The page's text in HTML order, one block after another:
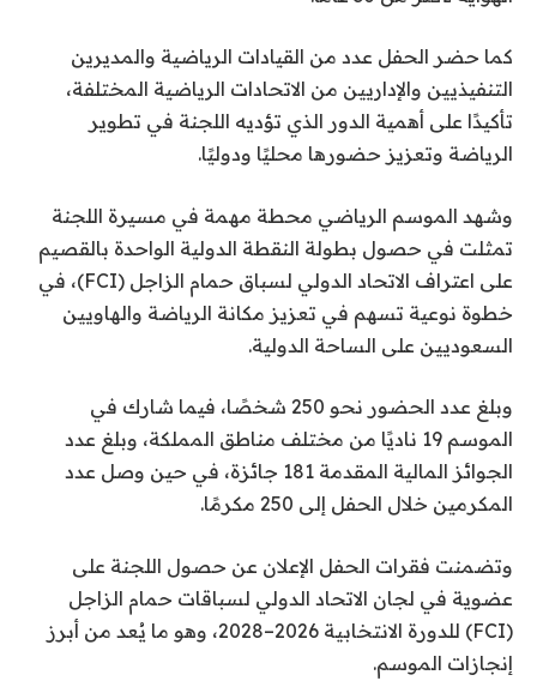
كما حضر الحفل عدد من القيادات الرياضية والمديرين
التنفيذيين والإداريين من الاتحادات الرياضية المختلفة،
تأكيدًا على أهمية الدور الذي تؤديه اللجنة في تطوير
الرياضة وتعزيز حضورها محليًا ودوليًا.
وشهد الموسم الرياضي محطة مهمة في مسيرة اللجنة
تمثلت في حصول بطولة النقطة الدولية الواحدة بالقصيم
على اعتراف الاتحاد الدولي لسباق حمام الزاجل (FCI)، في
خطوة نوعية تسهم في تعزيز مكانة الرياضة والهاويين
السعوديين على الساحة الدولية.
وبلغ عدد الحضور نحو 250 شخصًا، فيما شارك في
الموسم 19 ناديًا من مختلف مناطق المملكة، وبلغ عدد
الجوائز المالية المقدمة 181 جائزة، في حين وصل عدد
المكرمين خلال الحفل إلى 250 مكرمًا.
وتضمنت فقرات الحفل الإعلان عن حصول اللجنة على
عضوية في لجان الاتحاد الدولي لسباقات حمام الزاجل
(FCI) للدورة الانتخابية 2026–2028، وهو ما يُعد من أبرز
إنجازات الموسم.